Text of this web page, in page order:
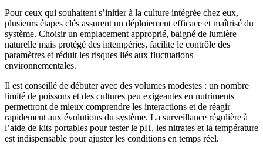
Pour ceux qui souhaitent s’initier à la culture intégrée chez eux,
plusieurs étapes clés assurent un déploiement efficace et maîtrisé du
système. Choisir un emplacement approprié, baigné de lumière
naturelle mais protégé des intempéries, facilite le contrôle des
paramètres et réduit les risques liés aux fluctuations
environnementales.
Il est conseillé de débuter avec des volumes modestes : un nombre
limité de poissons et des cultures peu exigeantes en nutriments
permettront de mieux comprendre les interactions et de réagir
rapidement aux évolutions du système. La surveillance régulière à
l’aide de kits portables pour tester le pH, les nitrates et la température
est indispensable pour ajuster les conditions en temps réel.